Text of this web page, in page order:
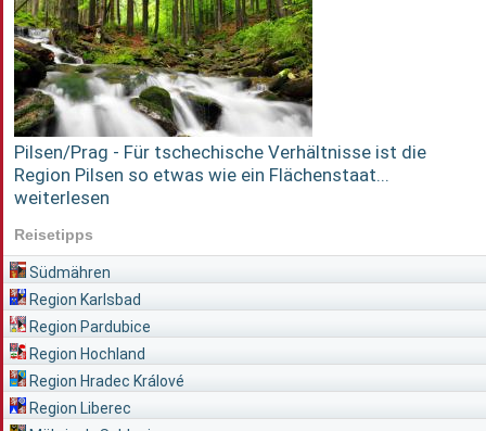
Pilsen/Prag - Für tschechische Verhältnisse ist die
Region Pilsen so etwas wie ein Flächenstaat...
weiterlesen
Reisetipps
Südmähren
Region Karlsbad
Region Pardubice
Region Hochland
Region Hradec Králové
Region Liberec